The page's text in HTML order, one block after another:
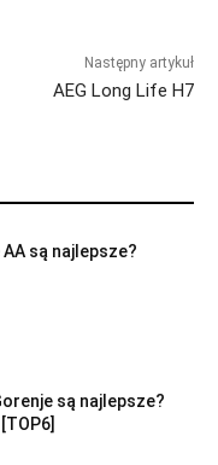
Następny artykuł
AEG Long Life H7
są najlepsze?
są najlepsze?